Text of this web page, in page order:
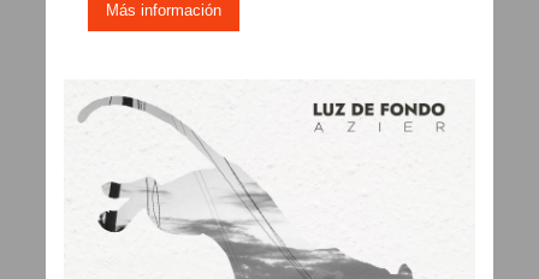
Más información